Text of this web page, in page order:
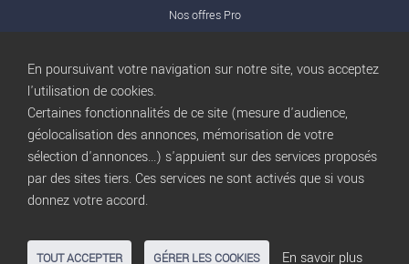
Nos offres Pro
Publicité
Conditions d’Utilisation
Privacy Policy
Blogtrocbuy
Plan du site
Gestion des cookies
En poursuivant votre navigation sur notre site, vous acceptez
l'utilisation de cookies.
Certaines fonctionnalités de ce site (mesure d'audience,
géolocalisation des annonces, mémorisation de votre
sélection d'annonces...) s'appuient sur des services proposés
par des sites tiers. Ces services ne sont activés que si vous
donnez votre accord.
TOUT ACCEPTER GÉRER LES COOKIES En savoir plus